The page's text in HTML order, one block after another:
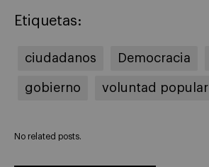
Etiquetas:
ciudadanos Democracia
gobierno voluntad popular
No related posts.